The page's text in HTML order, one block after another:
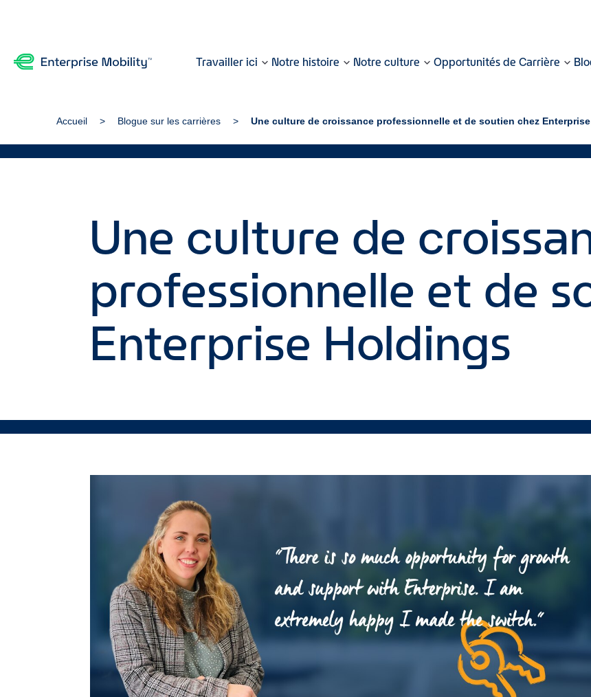
Travailler ici Notre histoire Notre culture Opportunités de Carrière
Accueil Blogue sur les carrières Une culture de croissance professionnelle et de soutien chez
Une culture de
professionnelle et de
Enterprise Holdings